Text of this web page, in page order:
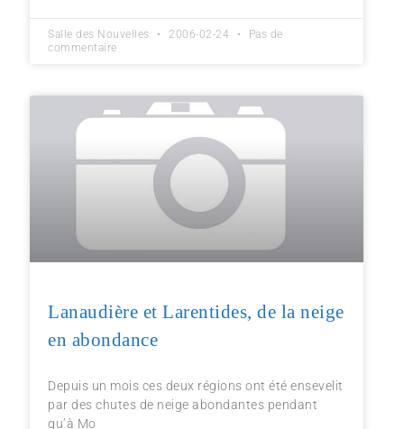
Salle des Nouvelles 2006-02-24
Pas de
commentaire
Lanaudière et Larentides, de la neige
en abondance
Depuis un mois ces deux régions ont été ensevelit
par des chutes de neige abondantes pendant
qu’à Mo